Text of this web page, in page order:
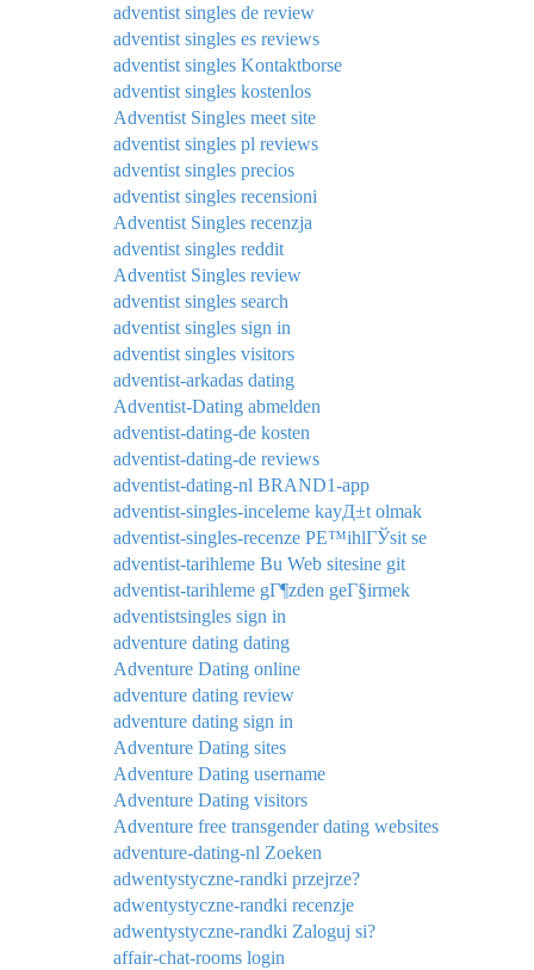
adventist singles de review
adventist singles es reviews
adventist singles Kontaktborse
adventist singles kostenlos
Adventist Singles meet site
adventist singles pl reviews
adventist singles precios
adventist singles recensioni
Adventist Singles recenzja
adventist singles reddit
Adventist Singles review
adventist singles search
adventist singles sign in
adventist singles visitors
adventist-arkadas dating
Adventist-Dating abmelden
adventist-dating-de kosten
adventist-dating-de reviews
adventist-dating-nl BRAND1-app
adventist-singles-inceleme kayД±t olmak
adventist-singles-recenze PЕ™ihlГЎsit se
adventist-tarihleme Bu Web sitesine git
adventist-tarihleme gГ¶zden geГ§irmek
adventistsingles sign in
adventure dating dating
Adventure Dating online
adventure dating review
adventure dating sign in
Adventure Dating sites
Adventure Dating username
Adventure Dating visitors
Adventure free transgender dating websites
adventure-dating-nl Zoeken
adwentystyczne-randki przejrze?
adwentystyczne-randki recenzje
adwentystyczne-randki Zaloguj si?
affair-chat-rooms login